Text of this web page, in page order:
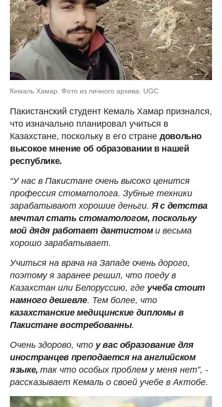
Кемаль Хамар. Фото из личного архива: UGC
Пакистанский студент Кемаль Хамар признался,
что изначально планировал учиться в
Казахстане, поскольку в его стране довольно
высокое мнение об образовании в нашей
республике.
“У нас в Пакистане очень высоко ценится
профессия стоматолога. Зубные техники
зарабатывают хорошие деньги. Я с детства
мечтал стать стоматологом, поскольку
мой дядя работает дантистоми весьма
хорошо зарабатывает.
Учиться на врача на Западе очень дорого,
поэтому я заранее решил, что поеду в
Казахстан или Белоруссию, где учеба стоит
намного дешевле. Тем более, что
казахстанские медицинские дипломы в
Пакистане востребованны.
Очень здорово, что у вас образование для
иностранцев преподается на английском
языке,так что особых проблем у меня нет”, -
рассказывает Кемаль о своей учебе в Актобе.